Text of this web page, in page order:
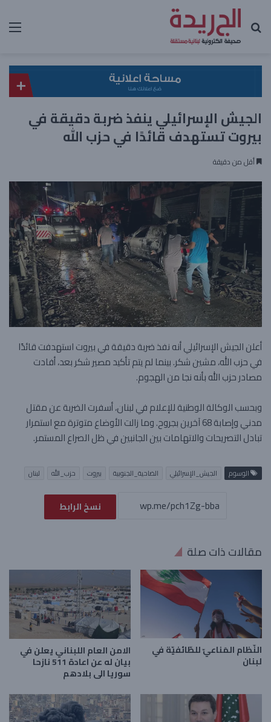
بحث عن
الجيش الإسرائيلي ينفذ ضربة دقيقة في
بيروت تستهدف قائدًا في حزب الله
أقل من دقيقة
أعلن الجيش الإسرائيلي أنه نفذ ضربة دقيقة في بيروت استهدفت قائدًا
في حزب الله، مشين شكر. بينما لم يتم تأكيد مصير شكر بعد، أفادت
مصادر حزب الله بأنه نجا من الهجوم.
وبحسب الوكالة الوطنية للإعلام في لبنان، أسفرت الضربة عن مقتل
مدني وإصابة 68 آخرين بجروح. وما زالت الأوضاع متوترة مع استمرار
تبادل التصريحات والاتهامات بين الجانبين في ظل الصراع المستمر.
الوسوم الجيش_الإسرائيلي الضاحية_الجنوبية بيروت حزب_الله لبنان
نسخ الرابط
مقالات ذات صلة
النّظام المَناعيّ للطّائفيّة في
لبنان
الامن العام اللبناني يعلن في
بيان له عن اعادة 511 نازحا
سوريا الى بلادهم